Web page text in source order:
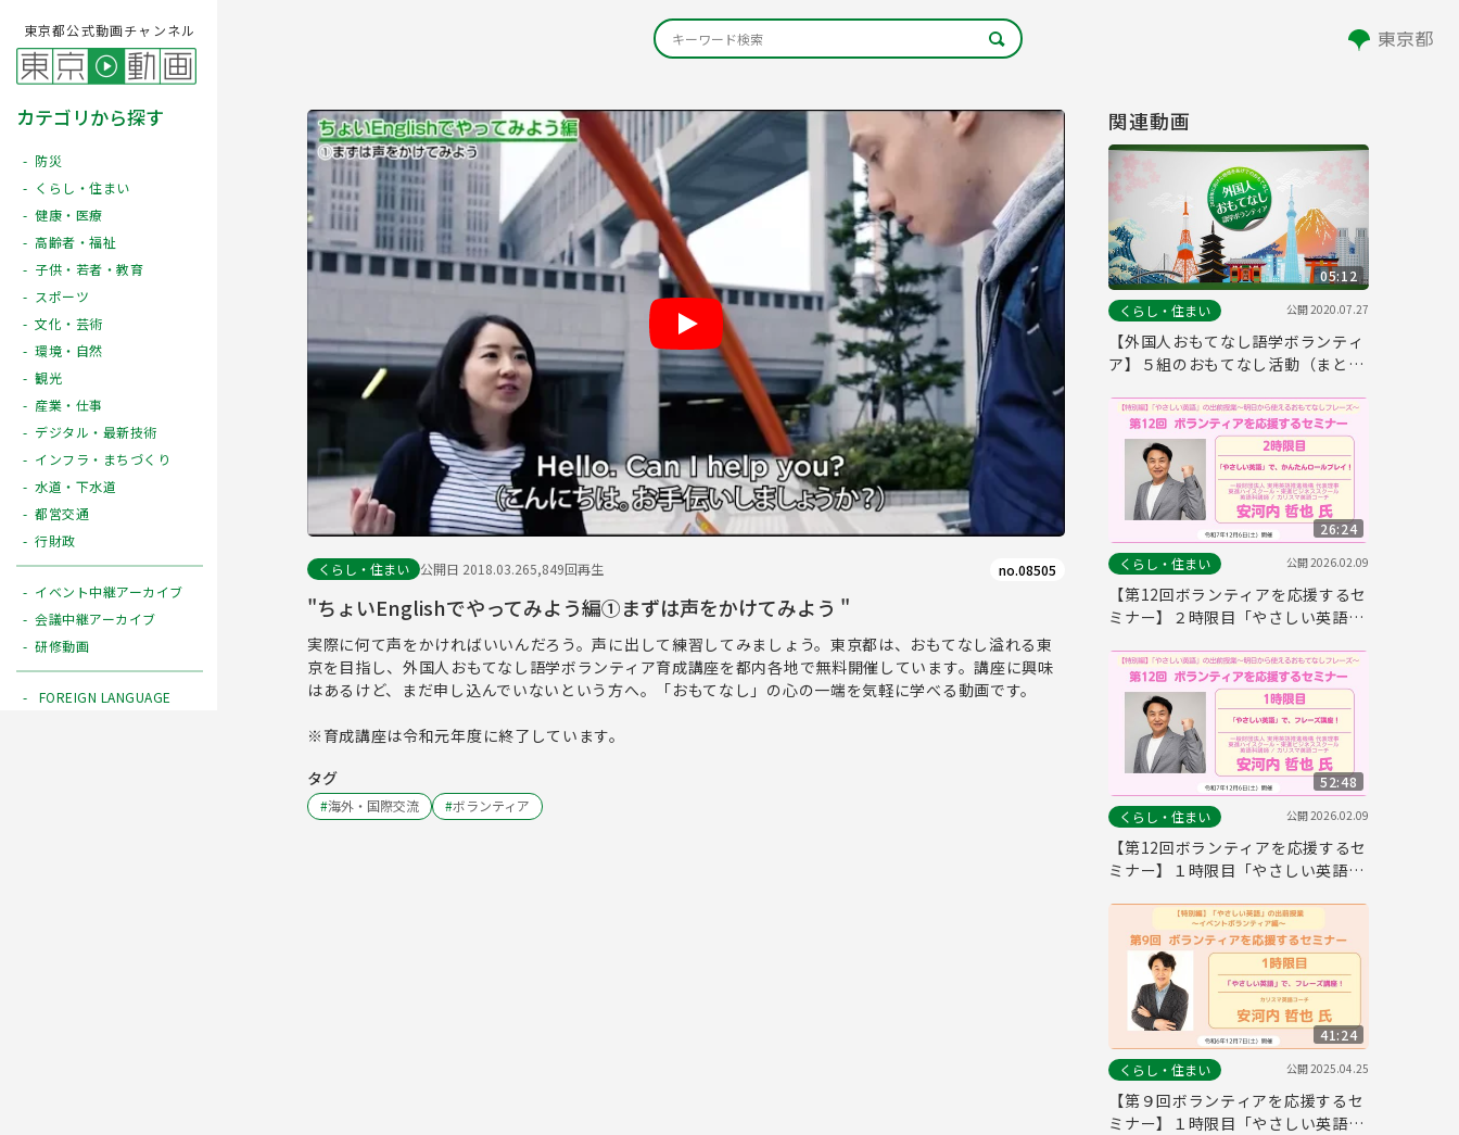
東京都公式動画チャンネル
カテゴリから探す
防災
くらし・住まい
健康・医療
高齢者・福祉
子供・若者・教育
スポーツ
文化・芸術
環境・自然
観光
産業・仕事
デジタル・最新技術
インフラ・まちづくり
水道・下水道
都営交通
行財政
イベント中継アーカイブ
会議中継アーカイブ
研修動画
FOREIGN LANGUAGE
Play
くらし・住まい 公開日 2018.03.265,849回再生 no.08505
"ちょいEnglishでやってみよう編①まずは声をかけてみよう "
実際に何て声をかければいいんだろう。声に出して練習してみましょう。東京都は、おもてなし溢れる東
京を目指し、外国人おもてなし語学ボランティア育成講座を都内各地で無料開催しています。講座に興味
はあるけど、まだ申し込んでいないという方へ。「おもてなし」の心の一端を気軽に学べる動画です。
※育成講座は令和元年度に終了しています。
タグ
#海外・国際交流 #ボランティア
関連動画
05:12
くらし・住まい
公開2020.07.27
【外国人おもてなし語学ボランティ
ア】５組のおもてなし活動（まとめ
26:24
くらし・住まい
公開2026.02.09
【第12回ボランティアを応援するセ
ミナー】２時限目「やさしい英語」
52:48
くらし・住まい
公開2026.02.09
【第12回ボランティアを応援するセ
ミナー】１時限目「やさしい英語」
41:24
くらし・住まい
公開2025.04.25
【第９回ボランティアを応援するセ
ミナー】１時限目「やさしい英語」